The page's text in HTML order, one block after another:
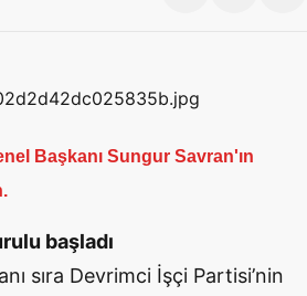
Başkanı Sungur Savran'ın
başladı
sıra Devrimci İşçi Partisi’nin